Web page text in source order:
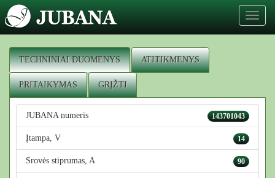
Toggle
TECHNINIAI DUOMENYS ATITIKMENYS
PRITAIKYMAS GRĮŽTI
143701043
JUBANA numeris
14
Įtampa, V
90
Srovės stiprumas, A